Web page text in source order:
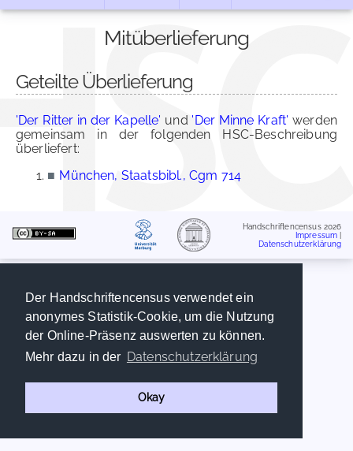
Der Handschriftencensus verwendet ein
anonymes Statistik-Cookie, um die Nutzung
der Online-Präsenz auswerten zu können.
Mehr dazu in der Datenschutzerklärung
Okay
Mitüberlieferung
Geteilte Überlieferung
'Der Ritter in der Kapelle' und 'Der Minne Kraft' werden
gemeinsam in der folgenden HSC-Beschreibung
überliefert:
■ München, Staatsbibl., Cgm 714
Handschriftencensus 2026
Impressum
Datenschutzerklärung